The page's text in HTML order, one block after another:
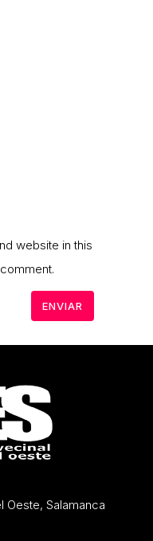
website in this
Oeste, Salamanca